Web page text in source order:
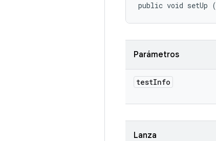
public void setUp (
Parámetros
testInfo
Lanza